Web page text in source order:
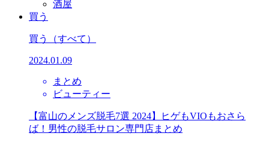
酒屋
買う
買う （すべて）
2024.01.09
まとめ
ビューティー
【富山のメンズ脱毛7選 2024】ヒゲもVIOもおさら
ば！男性の脱毛サロン専門店まとめ